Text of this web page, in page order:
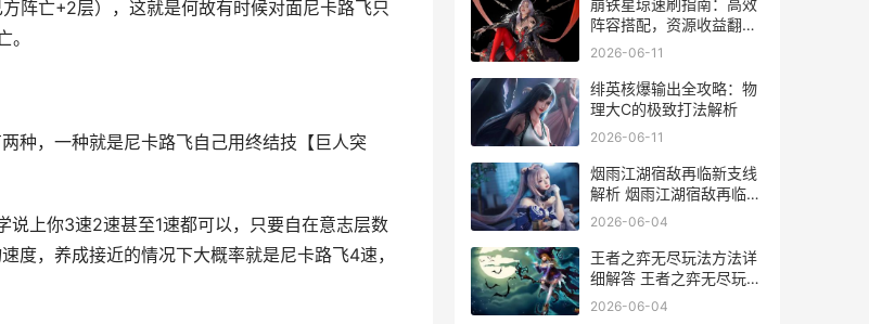
阵亡+2层），这就是何故有时候对面尼卡路飞只
种，一种就是尼卡路飞自己用终结技【巨人突
上你3速2速甚至1速都可以，只要自在意志层数
度，养成接近的情况下大概率就是尼卡路飞4速，
崩铁星琼速刷指南：高效
阵容搭配，资源收益翻
倍！
2026-06-11
绯英核爆输出全攻略：物
理大C的极致打法解析
2026-06-11
烟雨江湖宿敌再临新支线
解析 烟雨江湖宿敌再临怎
么触发
2026-06-04
王者之弈无尽玩法方法详
细解答 王者之弈无尽玩法
介绍
2026-06-04